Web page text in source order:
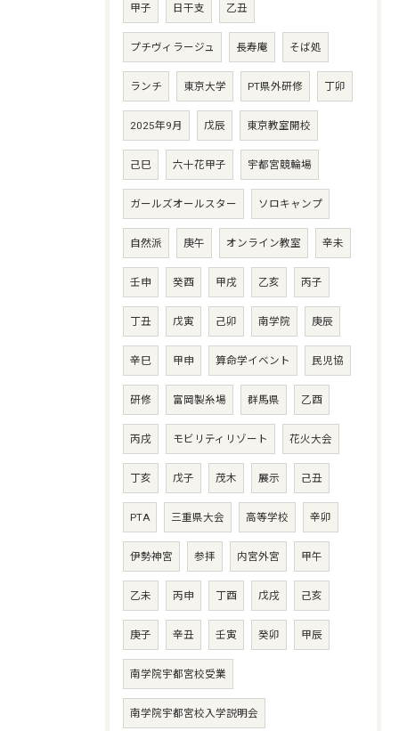
甲子 日干支 乙丑
プチヴィラージュ 長寿庵 そば処
ランチ 東京大学 PT県外研修 丁卯
2025年9月 戊辰 東京教室開校
己巳 六十花甲子 宇都宮競輪場
ガールズオールスター ソロキャンプ
自然派 庚午 オンライン教室 辛未
壬申 癸酉 甲戌 乙亥 丙子
丁丑 戊寅 己卯 南学院 庚辰
辛巳 甲申 算命学イベント 民児協
研修 富岡製糸場 群馬県 乙酉
丙戌 モビリティリゾート 花火大会
丁亥 戊子 茂木 展示 己丑
PTA 三重県大会 高等学校 辛卯
伊勢神宮 参拝 内宮外宮 甲午
乙未 丙申 丁酉 戊戌 己亥
庚子 辛丑 壬寅 癸卯 甲辰
南学院宇都宮校受業
南学院宇都宮校入学説明会